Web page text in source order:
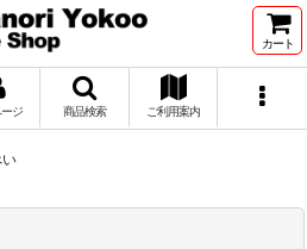
カート
ジ 商品検索 ご利用案内